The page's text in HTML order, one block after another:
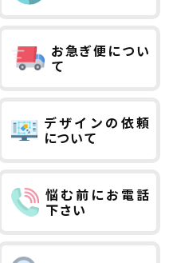
お急ぎ便につい
て
デザインの依頼
について
悩む前にお電話
下さい